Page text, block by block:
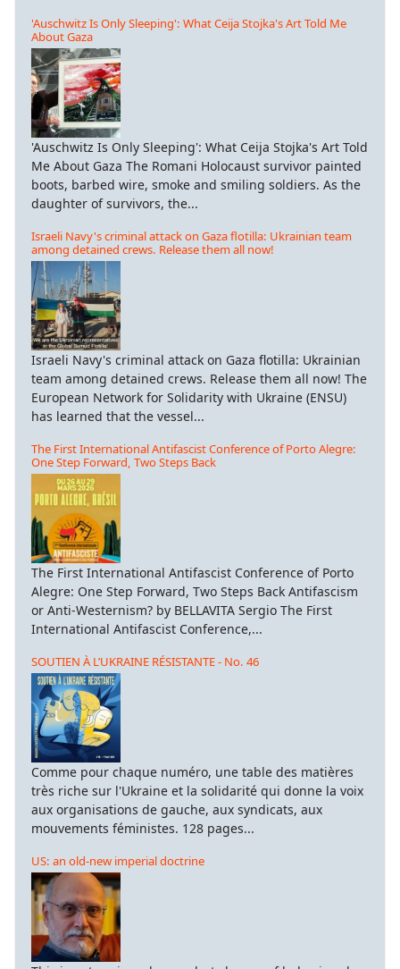
'Auschwitz Is Only Sleeping': What Ceija Stojka's Art Told Me
About Gaza
'Auschwitz Is Only Sleeping': What Ceija Stojka's Art Told
Me About Gaza The Romani Holocaust survivor painted
boots, barbed wire, smoke and smiling soldiers. As the
daughter of survivors, the...
Israeli Navy's criminal attack on Gaza flotilla: Ukrainian team
among detained crews. Release them all now!
Israeli Navy's criminal attack on Gaza flotilla: Ukrainian
team among detained crews. Release them all now! The
European Network for Solidarity with Ukraine (ENSU)
has learned that the vessel...
The First International Antifascist Conference of Porto Alegre:
One Step Forward, Two Steps Back
The First International Antifascist Conference of Porto
Alegre: One Step Forward, Two Steps Back Antifascism
or Anti-Westernism? by BELLAVITA Sergio The First
International Antifascist Conference,...
SOUTIEN À L’UKRAINE RÉSISTANTE - No. 46
Comme pour chaque numéro, une table des matières
très riche sur l'Ukraine et la solidarité qui donne la voix
aux organisations de gauche, aux syndicats, aux
mouvements féministes. 128 pages...
US: an old-new imperial doctrine